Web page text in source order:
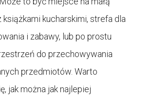
książkami kucharskimi, strefa dla
i zabawy, lub po prostu
do przechowywania
przedmiotów. Warto
jak można jak najlepiej